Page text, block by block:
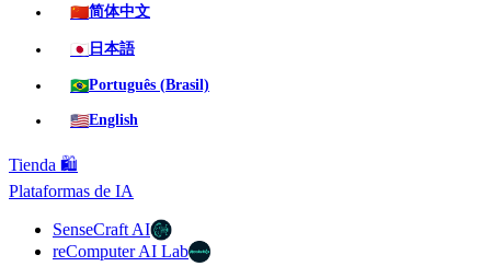
🇨🇳简体中文
🇯🇵 日本語
🇧🇷Português (Brasil)
🇺🇸English
Tienda 🛍️
Plataformas de IA
SenseCraft AI
reComputer AI Lab